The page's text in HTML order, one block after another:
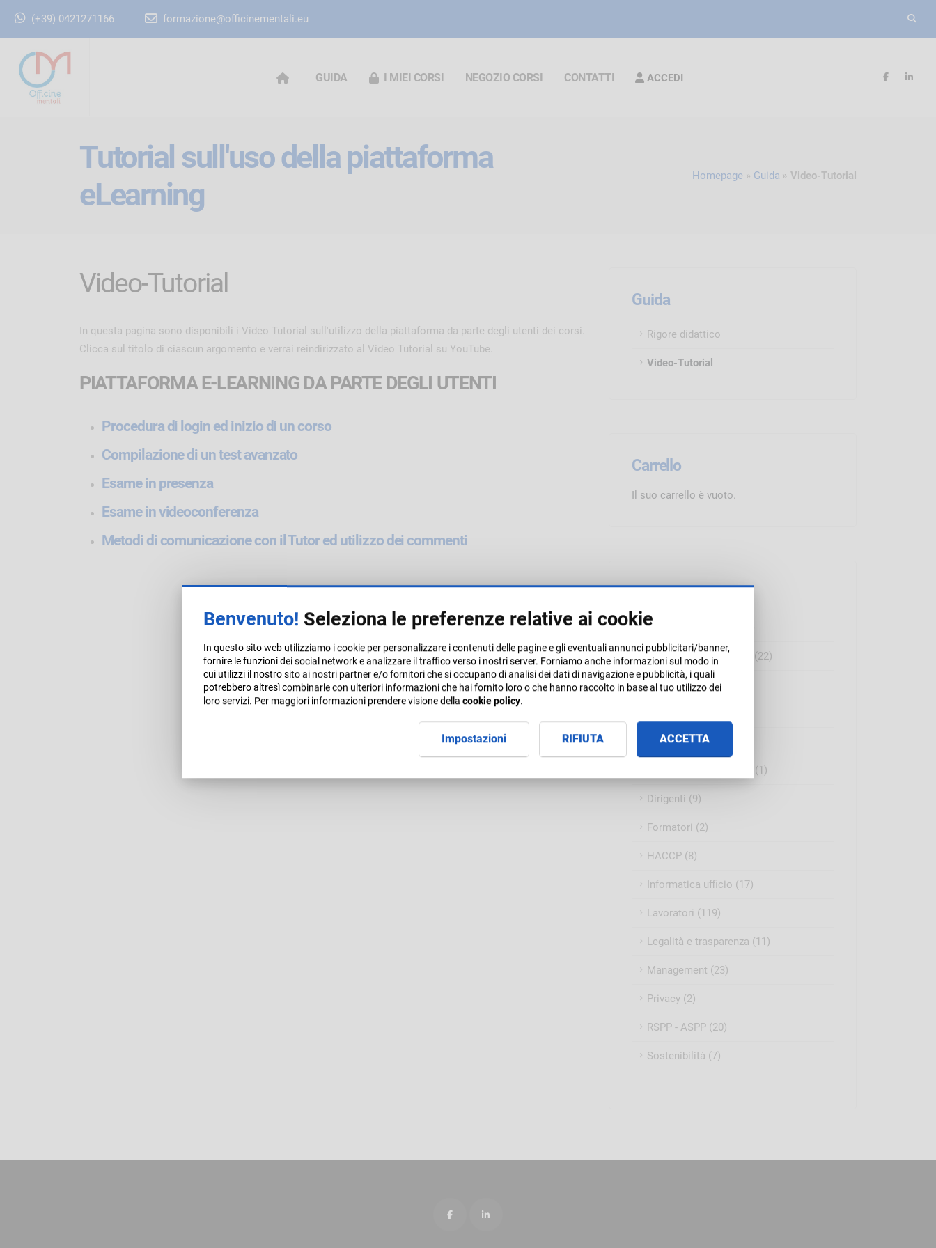
(+39) 0421271166 formazione@officinementali.eu
GUIDA I MIEI CORSI NEGOZIO CORSI CONTATTI ACCEDI
Tutorial sull'uso della piattaforma
eLearning
Homepage Guida Video-Tutorial
Video-Tutorial
In questa pagina sono disponibili i Video Tutorial sull'utilizzo della piattaforma da parte degli utenti dei corsi.
Clicca sul titolo di ciascun argomento e verrai reindirizzato al Video Tutorial su YouTube.
PIATTAFORMA E-LEARNING DA PARTE DEGLI UTENTI
Procedura di login ed inizio di un corso
Compilazione di un test avanzato
Esame in presenza
Esame in videoconferenza
Metodi di comunicazione con il Tutor ed utilizzo dei commenti
Guida
Rigore didattico
Video-Tutorial
Carrello
Il suo carrello è vuoto.
Corsi eLearning
Competenze digitali (8)
Competenze personali (22)
Cyber Security (8)
Datore di Lavoro (5)
Datore di Lavoro RSPP (1)
Dirigenti (9)
Formatori (2)
HACCP (8)
Informatica ufficio (17)
Lavoratori (119)
Legalità e trasparenza (11)
Management (23)
Privacy (2)
RSPP - ASPP (20)
Sostenibilità (7)
Benvenuto! Seleziona le preferenze relative ai cookie
In questo sito web utilizziamo i cookie per personalizzare i contenuti delle pagine e gli eventuali annunci pubblicitari/banner,
fornire le funzioni dei social network e analizzare il traffico verso i nostri server. Forniamo anche informazioni sul modo in
cui utilizzi il nostro sito ai nostri partner e/o fornitori che si occupano di analisi dei dati di navigazione e pubblicità, i quali
potrebbero altresì combinarle con ulteriori informazioni che hai fornito loro o che hanno raccolto in base al tuo utilizzo dei
loro servizi. Per maggiori informazioni prendere visione della cookie policy.
Impostazioni RIFIUTA ACCETTA